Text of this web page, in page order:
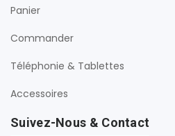
Panier
Commander
Téléphonie & Tablettes
Accessoires
Suivez-Nous & Contact